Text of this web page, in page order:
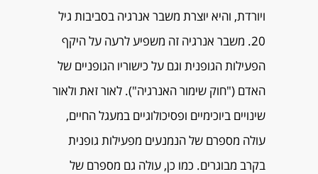
ויורדת, והיא יוצרת משבר אנרגיה בסביבות גיל
20. משבר אנרגיה זה משפיע לרעה על היקף
הפעילות הגופנית וגם על כישוריו הגופניים של
האדם ("חוק שימור האנרגיה"). לאור זאת ולאור
שינויים ביוכימיים ופסיכולוגיים במעגל החיים,
עולה מספרם של הנמנעים מפעילות גופנית
בקרב מבוגרים. כמו כן, עולה גם מספרם של